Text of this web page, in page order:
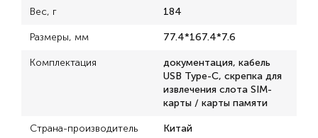
Вес, г 184
Размеры, мм 77.4*167.4*7.6
Комплектация
документация, кабель
USB Type-C, скрепка для
извлечения слота SIM-
карты / карты памяти
Страна-производитель Китай